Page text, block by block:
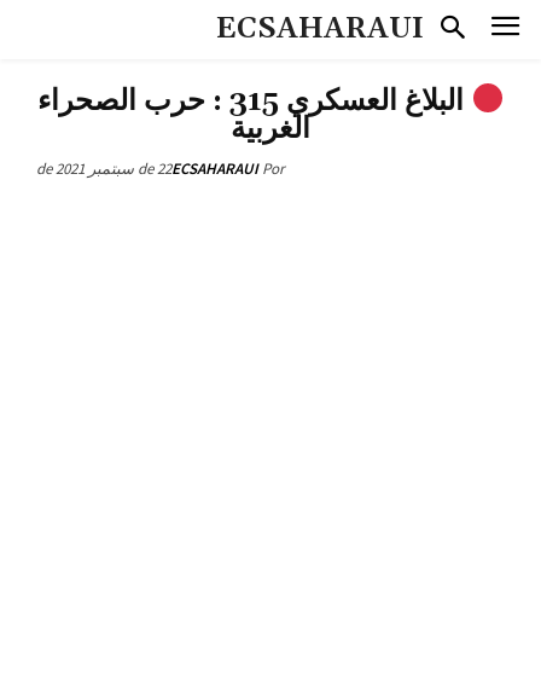
ECSAHARAUI
البلاغ العسكري 315 : حرب الصحراء
الغربية
Por
ECSAHARAUI22 de سبتمبر de 2021